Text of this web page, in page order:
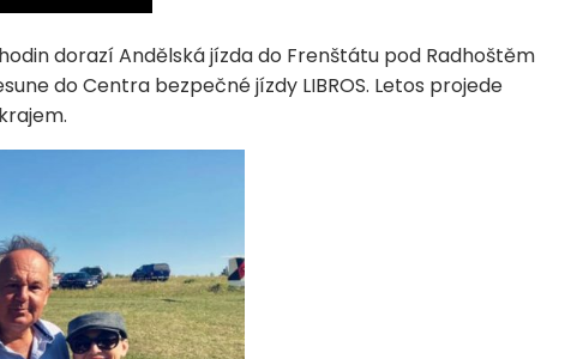
dorazí Andělská jízda do Frenštátu pod Radhoštěm
do Centra bezpečné jízdy LIBROS. Letos projede